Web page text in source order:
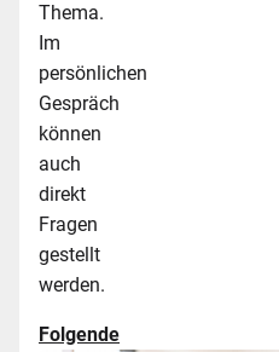
Thema.
Im
persönlichen
Gespräch
können
auch
direkt
Fragen
gestellt
werden.
Folgende